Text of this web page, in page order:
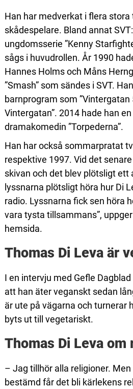
Han har medverkat i flera
skådespelare. Bland annat
ungdomsserie ”Kenny
sågs i huvudrollen. År 1990
Hannes Holms och Måns
”Smash” som sändes i SVT.
barnprogram som ”Vintergatan
Vintergatan”. 2014 hade han
dramakomedin ”Torpederna”.
Han har också sommarpratat
respektive 1997. Vid det
skivan och det blev plötsligt ett
lyssnarna plötsligt höra hur Di
radio. Lyssnarna fick sen höra
vara tysta tillsammans”,
hemsida.
Thomas Di Leva är
I en intervju med Gefle
att han äter veganskt sedan
är ute på vägarna och turnerar
byts ut till vegetariskt.
Thomas Di Leva om
– Jag tillhör alla religioner.
bestämd får det bli kärlekens